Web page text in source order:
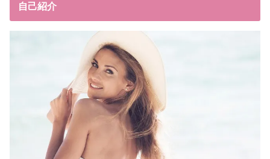
自己紹介